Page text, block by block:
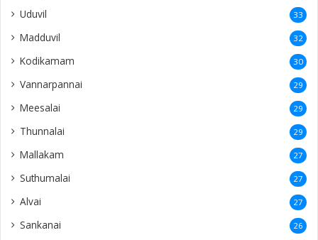
Uduvil 33
Madduvil 32
Kodikamam 30
Vannarpannai 29
Meesalai 29
Thunnalai 29
Mallakam 27
Suthumalai 27
Alvai 27
Sankanai 26